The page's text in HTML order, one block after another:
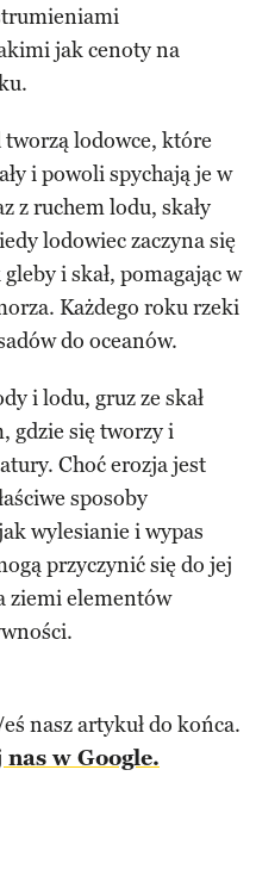
jak cenoty na
lodowce, które
i powoli spychają je w
z ruchem lodu, skały
lodowiec zaczyna się
i skał, pomagając w
Każdego roku rzeki
do oceanów.
i lodu, gruz ze skał
gdzie się tworzy i
Choć erozja jest
sposoby
wylesianie i wypas
przyczynić się do jej
ziemi elementów
nasz artykuł do końca.
w Google.